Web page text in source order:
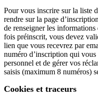
Pour vous inscrire sur la liste
rendre sur la page
de renseigner les
fois préinscrit, vous devez
lien que vous recevrez par
numéro d’inscription qui vous
personnel et de gérer vos
saisis (maximum 8 numéros)
Cookies et traceurs